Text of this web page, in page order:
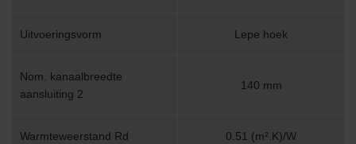
Uitvoeringsvorm Lepe hoek
Nom. kanaalbreedte
aansluiting 2
140 mm
Warmteweerstand Rd 0.51 (m².K)/W